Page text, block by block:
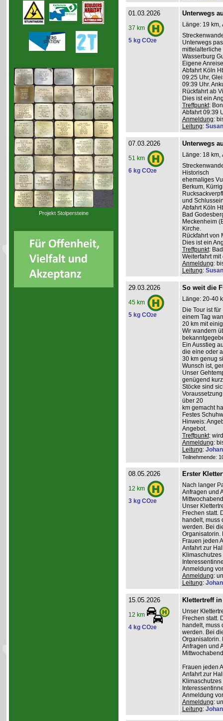
Projekt Stolpersteine
01.03.2026
37 km
5 kg CO2e
Unterwegs
Länge: 19 km,
Unterwegs
mittelalterliche
Wasserburg
Eigene
Abfahrt Köln
09:25 Uhr,
09:39 Uhr.
Rückfahrt ab
Dies ist ein
Treffpunkt:
Abfahrt 09:39
Anmeldung:
Leitung:
07.03.2026
51 km
6 kg CO2e
Unterwegs
Länge: 18 km,
Historisch
ehemaliges
Berkum,
und
Abfahrt Köln
Bad
Meckenheim
Kirche.
Rückfahrt von
Dies ist ein
Treffpunkt:
Weiterfahrt
Anmeldung:
Leitung:
29.03.2026
45 km
5 kg CO2e
So weit die
Länge: 20-40
Die Tour ist
einem Tag
20 km mit
Wir wandern
Ein Ausstieg
die eine oder
30 km genug
Wunsch ist,
Unser
genügend
Stöcke sind
über 20
km gemacht
Festes
Hinweis:
Angebot.
Treffpunkt:
Anmeldung:
Leitung:
Teilnehmende:
08.05.2026
12 km
3 kg CO2e
Erster
Nach langer
Anfragen und
Unser
Frechen statt.
handelt, muss
werden. Bei
Organisatorin.
Frauen jeden
Anfahrt zur
Anmeldung
Anmeldung:
Leitung:
15.05.2026
12 km
4 kg CO2e
Klettertreff
Unser
Frechen statt.
handelt, muss
werden. Bei
Organisatorin.
Anfragen und
Frauen jeden
Anfahrt zur
Anmeldung
Anmeldung:
Leitung: